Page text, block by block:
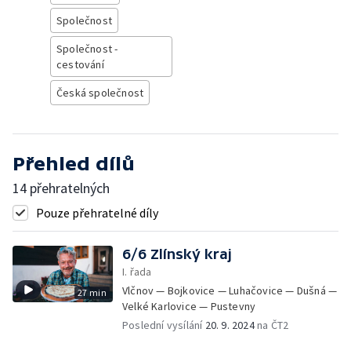
Společnost
Společnost -
cestování
Česká společnost
Přehled dílů
14 přehratelných
Pouze přehratelné díly
27 min
6/6 Zlínský kraj
I. řada
Vlčnov — Bojkovice — Luhačovice — Dušná —
Velké Karlovice — Pustevny
Poslední vysílání 20. 9. 2024na ČT2